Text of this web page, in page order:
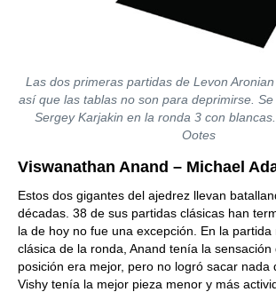
Las dos primeras partidas de Levon
así que las tablas no son para deprimirse.
Sergey Karjakin en la ronda 3 con
Ootes
Viswanathan Anand – Michael
Estos dos gigantes del ajedrez llevan
décadas. 38 de sus partidas clásicas han
la de hoy no fue una excepción. En la
clásica de la ronda, Anand tenía la sensación
posición era mejor, pero no logró sacar nada
Vishy tenía la mejor pieza menor y más